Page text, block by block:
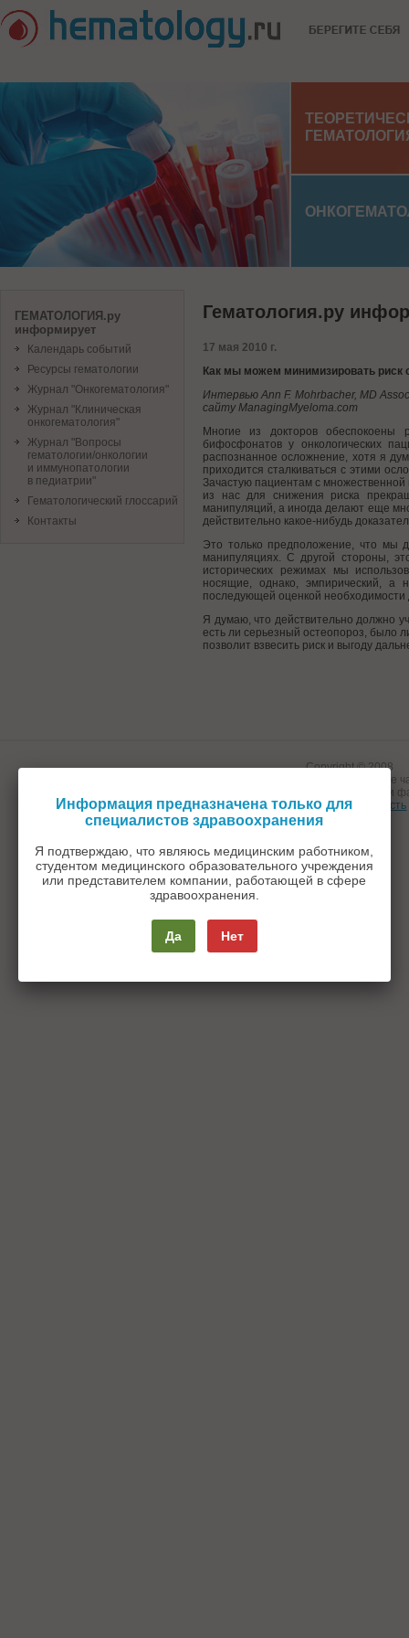
ГЕМАТОЛОГИЯ.ру
информирует
Календарь событий
Ресурсы гематологии
Журнал "Онкогематология"
Журнал "Клиническая
онкогематология"
Журнал "Вопросы
гематологии/онкологии
и иммунопатологии
в педиатрии"
Гематологический глоссарий
Контакты
Гематология.ру
17 мая 2010 г.
Как мы можем минимизировать риск
Интервью Аnn F. Mohrbacher, MD
сайту ManagingMyeloma.com
Многие из докторов обеспокоены
бифосфонатов у онкологических
распознанное осложнение, хотя я
приходится сталкиваться с этими
Зачастую пациентам с
из нас для снижения риска
манипуляций, а иногда делают еще
действительно какое-нибудь
Это только предположение, что мы
манипуляциях. С другой стороны,
исторических режимах мы
носящие, однако, эмпирический, а
последующей оценкой
Я думаю, что действительно должно
есть ли серьезный остеопороз, было
позволит взвесить риск и выгоду
Copyright © 2008
Информационный ресурс HEMATOLOGY.ru и его
предназначен исключительно для медицинских и
Конфиденциальность
Информация предназначена только для
специалистов здравоохранения
Я подтверждаю, что являюсь медицинским работником,
студентом медицинского образовательного учреждения
или представителем компании, работающей в сфере
здравоохранения.
Да Нет